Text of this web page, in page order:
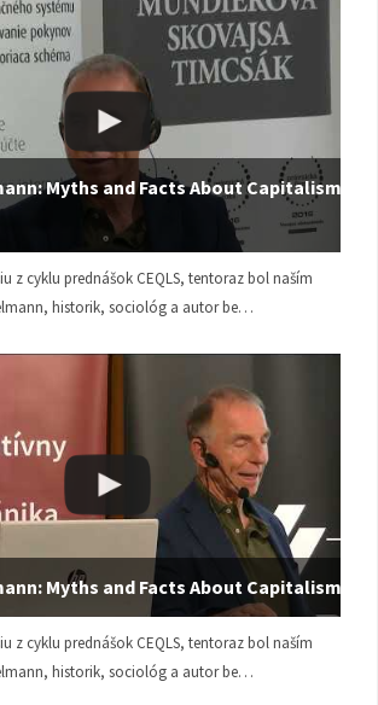
Myths and Facts About Capitalism |
z cyklu prednášok CEQLS, tentoraz bol naším
historik, sociológ a autor be…
Myths and Facts About Capitalism
z cyklu prednášok CEQLS, tentoraz bol naším
historik, sociológ a autor be…